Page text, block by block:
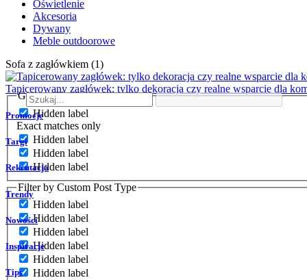
Generic filters
Hidden label
Exact matches only
Hidden label
Hidden label
Hidden label
Filter by Custom Post Type
Hidden label
Hidden label
Hidden label
Hidden label
Hidden label
Hidden label
Oświetlenie
Akcesoria
Dywany
Meble outdoorowe
Sofa z zagłówkiem (1)
Tapicerowany zagłówek: tylko dekoracja czy realne wsparcie dla
Promocje
Targi
Rekrutacja
Trendy
Nowości
Inspiracje
Tips